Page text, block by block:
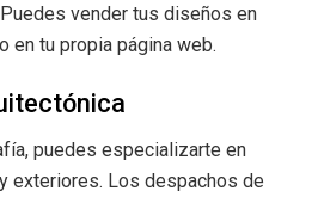
vender tus diseños en
en tu propia página web.
puedes especializarte en
exteriores. Los despachos de